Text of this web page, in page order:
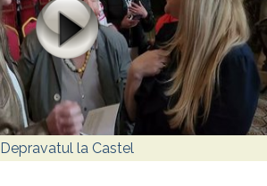
Depravatul la Castel